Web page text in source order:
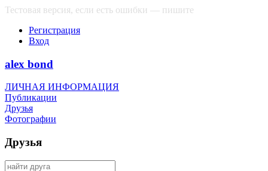
Тестовая версия, если есть ошибки — пишите
Регистрация
Вход
alex bond
ЛИЧНАЯ ИНФОРМАЦИЯ
Публикации
Друзья
Фотографии
Друзья